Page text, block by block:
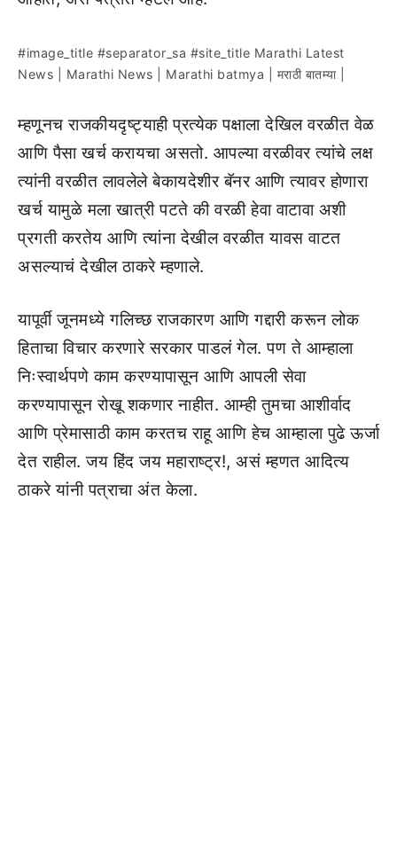
#image_title #separator_sa #site_title Marathi Latest
News | Marathi News | Marathi batmya | मराठी बातम्या |
म्हणूनच राजकीयदृष्ट्याही प्रत्येक पक्षाला देखिल वरळीत वेळ
आणि पैसा खर्च करायचा असतो. आपल्या वरळीवर त्यांचे लक्ष
त्यांनी वरळीत लावलेले बेकायदेशीर बॅनर आणि त्यावर होणारा
खर्च यामुळे मला खात्री पटते की वरळी हेवा वाटावा अशी
प्रगती करतेय आणि त्यांना देखील वरळीत यावस वाटत
असल्याचं देखील ठाकरे म्हणाले.
यापूर्वी जूनमध्ये गलिच्छ राजकारण आणि गद्दारी करून लोक
हिताचा विचार करणारे सरकार पाडलं गेल. पण ते आम्हाला
निःस्वार्थपणे काम करण्यापासून आणि आपली सेवा
करण्यापासून रोखू शकणार नाहीत. आम्ही तुमचा आशीर्वाद
आणि प्रेमासाठी काम करतच राहू आणि हेच आम्हाला पुढे ऊर्जा
देत राहील. जय हिंद जय महाराष्ट्र!, असं म्हणत आदित्य
ठाकरे यांनी पत्राचा अंत केला.